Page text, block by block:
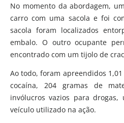
No momento da abordagem,
carro com uma sacola e foi
sacola foram localizados
embalo. O outro ocupante
encontrado com um tijolo de
Ao todo, foram apreendidos
cocaína, 204 gramas de
invólucros vazios para
veículo utilizado na ação.